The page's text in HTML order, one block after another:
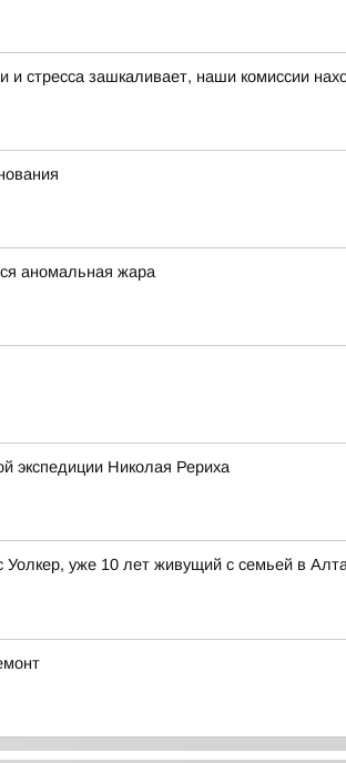
и стресса зашкаливает, наши комиссии
аномальная жара
экспедиции Николая Рериха
уже 10 лет живущий с семьей в